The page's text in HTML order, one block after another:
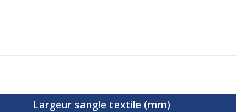
Largeur sangle textile (mm)